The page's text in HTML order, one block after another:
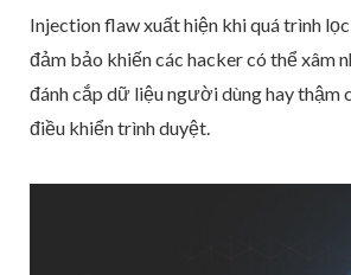
Injection flaw xuất hiện khi quá trình
đảm bảo khiến các hacker có thể xâm
đánh cắp dữ liệu người dùng hay thậm
điều khiển trình duyệt.